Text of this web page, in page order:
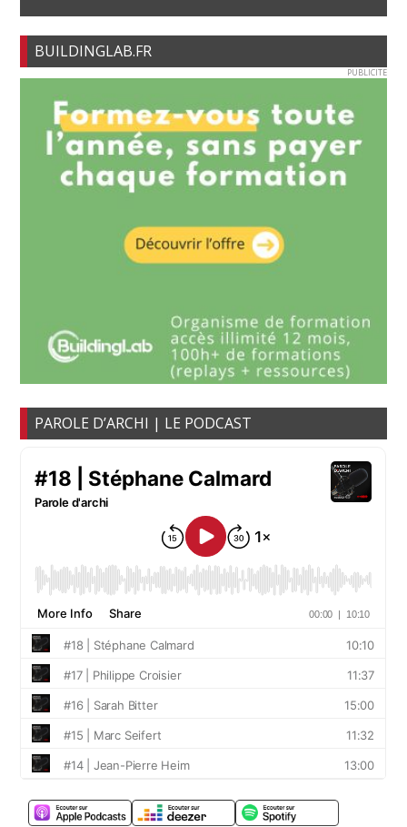
BUILDINGLAB.FR
PUBLICITE
PAROLE D’ARCHI | LE PODCAST